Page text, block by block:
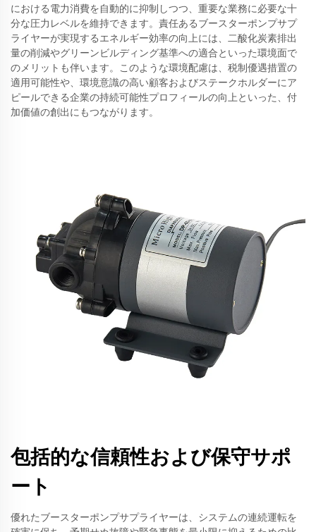
における電力消費を自動的に抑制しつつ、重要な業務に必要な十
分な圧力レベルを維持できます。責任あるブースターポンプサプ
ライヤーが実現するエネルギー効率の向上には、二酸化炭素排出
量の削減やグリーンビルディング基準への適合といった環境面で
のメリットも伴います。このような環境配慮は、税制優遇措置の
適用可能性や、環境意識の高い顧客およびステークホルダーにア
ピールできる企業の持続可能性プロフィールの向上といった、付
加価値の創出にもつながります。
包括的な信頼性および保守サポ
ート
優れたブースターポンプサプライヤーは、システムの連続運転を